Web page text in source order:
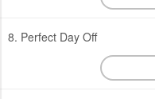
8. Perfect Day Off